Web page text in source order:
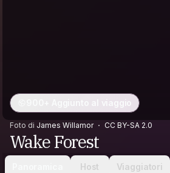
900+ Aggiunto al viaggio
Foto di James Willamor CC BY-SA 2.0
Wake Forest
Host Viaggiatori